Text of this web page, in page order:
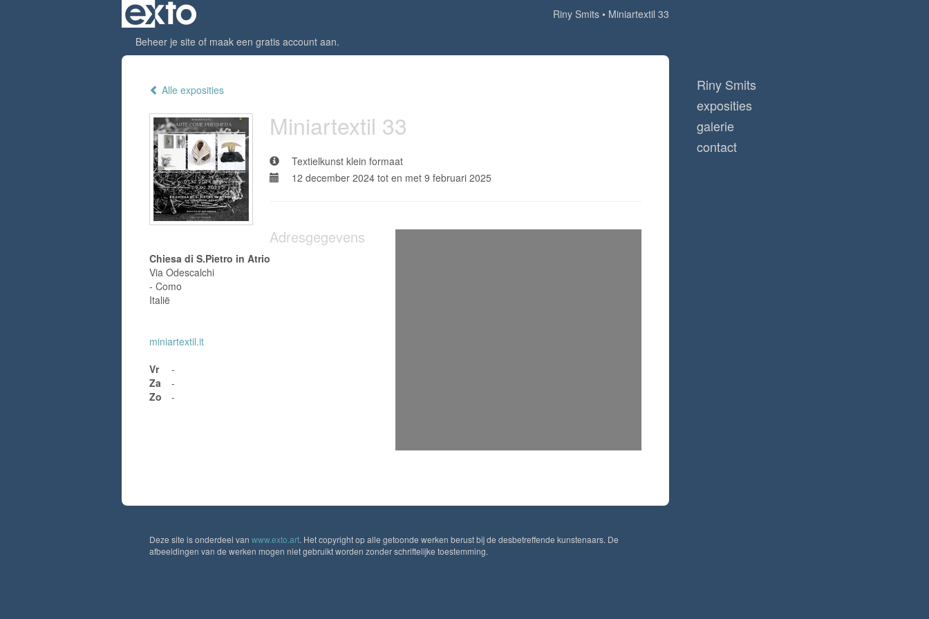
Riny Smits
Miniartextil 33
Beheer je site of maak een gratis account aan.
Alle exposities
Miniartextil 33
Textielkunst klein formaat
12 december 2024 tot en met 9 februari 2025
Adresgegevens
Chiesa di S.Pietro in Atrio
Via Odescalchi
- Como
Italië
miniartextil.it
Vr
-
Za
-
Zo
-
Riny Smits
exposities
galerie
contact
Deze site is onderdeel van www.exto.art. Het copyright op alle getoonde werken berust bij de desbetreffende kunstenaars. De
afbeeldingen van de werken mogen niet gebruikt worden zonder schriftelijke toestemming.